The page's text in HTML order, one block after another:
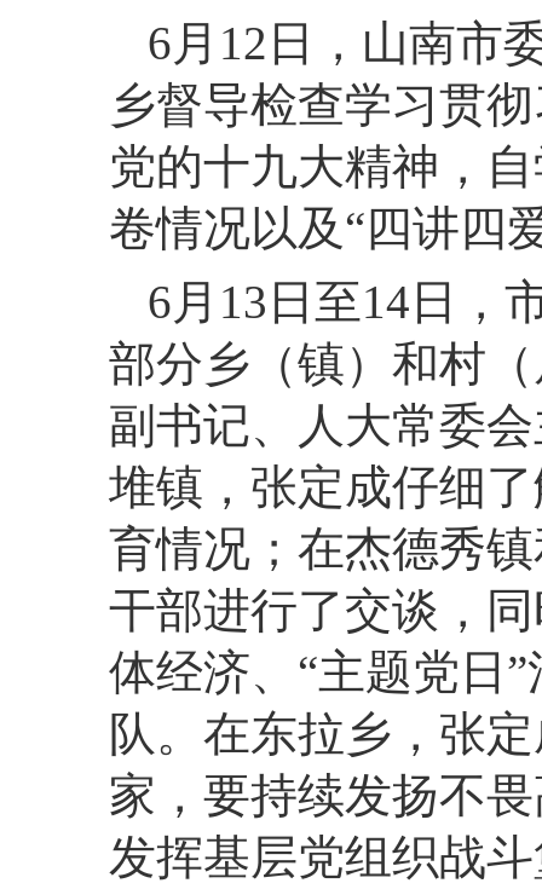
6月12日，山南市
乡督导检查学习贯
党的十九大精神，
卷情况以及“四讲四
6月13日至14日，
部分乡（镇）和村
副书记、人大常委
堆镇，张定成仔细
育情况；在杰德秀
干部进行了交谈，
体经济、“主题党日
队。在东拉乡，张
家，要持续发扬不
发挥基层党组织战